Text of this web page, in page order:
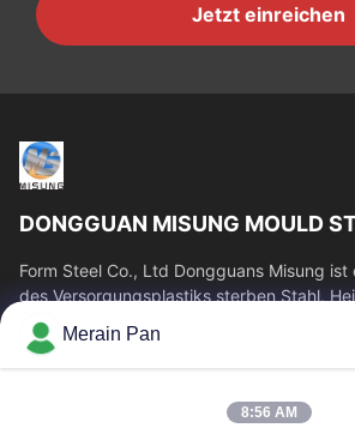
Jetzt einreichen
DONGGUAN MISUNG MOULD
Form Steel Co., Ltd Dongguans Misung ist
des Versorgungsplastiks sterben Stahl,
Kaltverformungsstahl,...
Schnelllinks
Merain Pan
8:56 AM